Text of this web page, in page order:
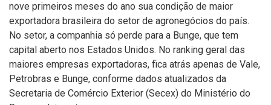
nove primeiros meses do ano sua condição de maior
exportadora brasileira do setor de agronegócios do paí­s.
No setor, a companhia só perde para a Bunge, que tem
capital aberto nos Estados Unidos. No ranking geral das
maiores empresas exportadoras, fica atrás apenas de Vale,
Petrobras e Bunge, conforme dados atualizados da
Secretaria de Comércio Exterior (Secex) do Ministério do